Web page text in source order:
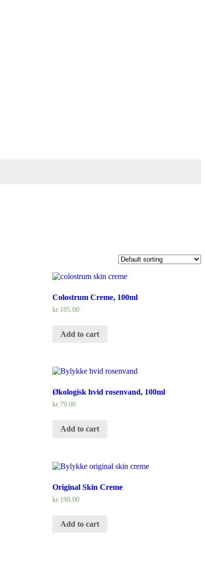
Colostrum Creme, 100ml
kr. 185.00
Add to cart
Økologisk hvid rosenvand, 100ml
kr.79.00
Add to cart
Original Skin Creme
kr. 190.00
Add to cart